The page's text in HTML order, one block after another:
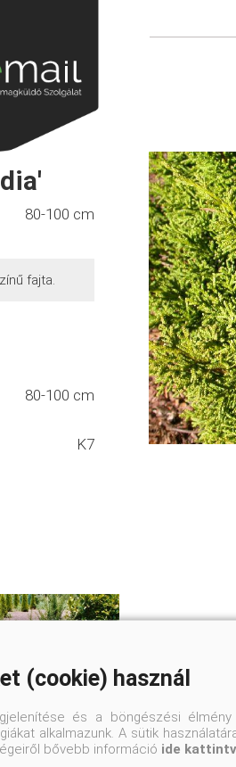
80-100 cm
fajta.
80-100 cm
K7
(cookie) használ
és a böngészési élmény
alkalmazunk. A sütik
bővebb információ ide